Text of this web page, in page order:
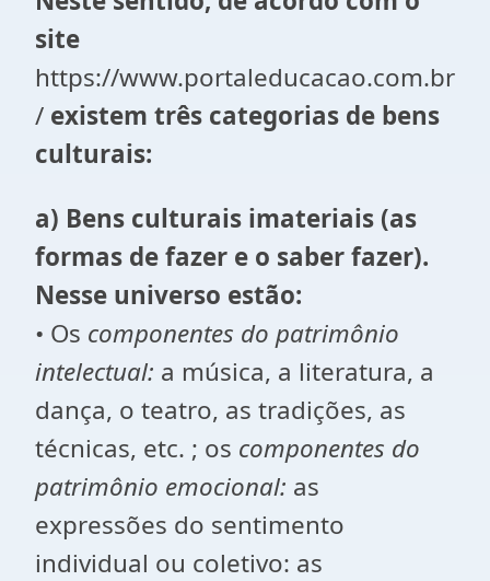
site
https://www.portaleducacao.com.br
/ existem três categorias de bens
culturais:
a) Bens culturais imateriais (as
formas de fazer e o saber fazer).
Nesse universo estão:
• Os componentes do patrimônio
intelectual: a música, a literatura, a
dança, o teatro, as tradições, as
técnicas, etc. ; os componentes do
patrimônio emocional: as
expressões do sentimento
individual ou coletivo: as